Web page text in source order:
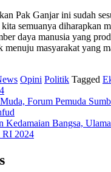
Pak Ganjar ini sudah
semuanya diharapkan
daya manusia yang
menuju masyarakat yang
Opini Politik Tagged
Forum Pemuda
Kedamaian Bangsa,
RI 2024